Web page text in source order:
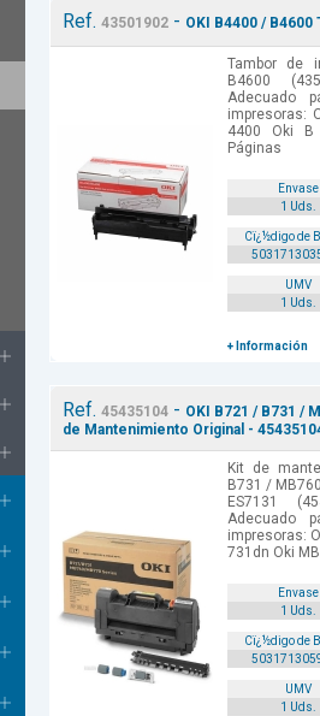
Ref. 43501902- OKI B4400 /
Tambor de
B4600
Adecuado
impresoras:
4400 Oki B
Páginas
Envase
1 Uds.
Cï¿½digo de
UMV
1 Uds.
+ Información
Ref. 45435104- OKI B721 / B731 /
de Mantenimiento Original -
Kit de
B731 /
ES7131
Adecuado
impresoras:
731dn Oki
Envase
1 Uds.
Cï¿½digo de
UMV
1 Uds.